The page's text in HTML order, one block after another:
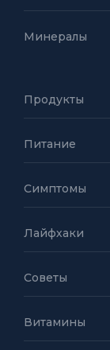
Минералы
Продукты
Питание
Симптомы
Лайфхаки
Советы
Витамины